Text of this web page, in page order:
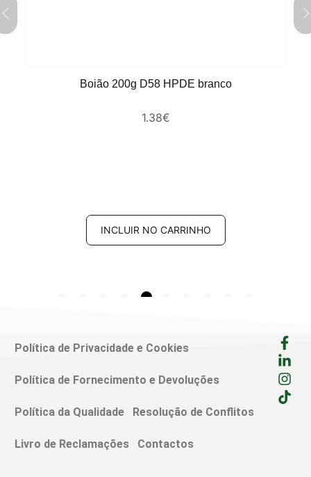
Boião 200g D58 HPDE branco
1.38€
INCLUIR NO CARRINHO
Política de Privacidade e Cookies
Política de Fornecimento e Devoluções
Política da Qualidade Resolução de Conflitos
Livro de Reclamações Contactos